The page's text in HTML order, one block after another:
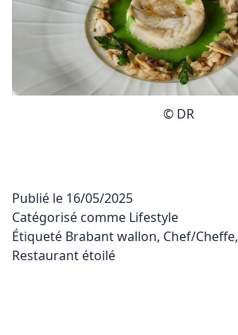
© DR
Publié le 16/05/2025
Catégorisé comme Lifestyle
Étiqueté Brabant wallon, Chef/Cheffe,
Restaurant étoilé